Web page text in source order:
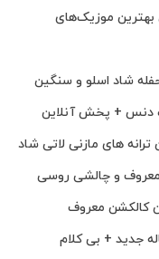
بهترین موزیک‌های
شاد اسلو و سنگین
دنس + پخش آنلاین
ترانه های مازنی لاتی شاد
و چالشی روسی
کالکشن معروف
جدید + بی کلام